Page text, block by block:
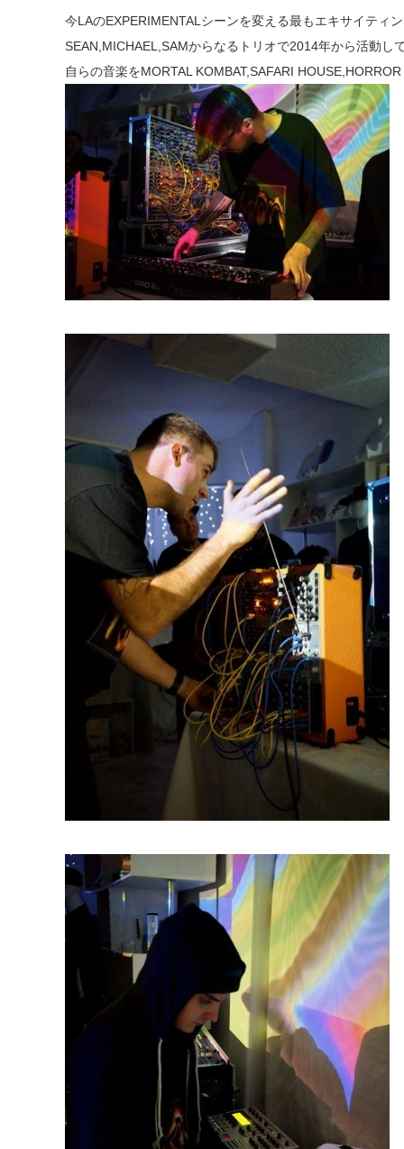
今LAのEXPERIMENTALシーンを変える最もエキサイティ
SEAN,MICHAEL,SAMからなるトリオで2014年から活動し
自らの音楽をMORTAL KOMBAT,SAFARI